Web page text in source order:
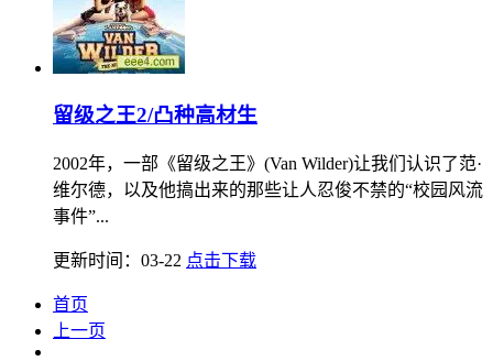
留级之王2/凸种高材生
2002年，一部《留级之王》(Van Wilder)让我们认识了范·
维尔德，以及他搞出来的那些让人忍俊不禁的“校园风流
事件”...
更新时间：03-22 点击下载
首页
上一页